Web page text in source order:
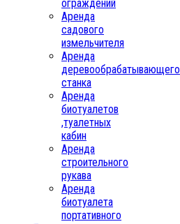
ограждений
Аренда
садового
измельчителя
Аренда
деревообрабатывающего
станка
Аренда
биотуалетов
,туалетных
кабин
Аренда
строительного
рукава
Аренда
биотуалета
портативного